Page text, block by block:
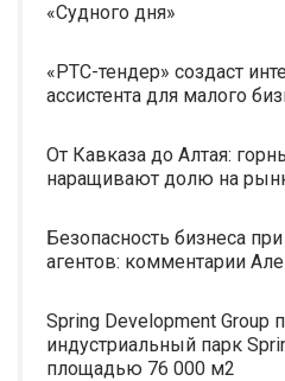
«Судного дня»
«РТС-тендер» создаст
ассистента для малого
От Кавказа до Алтая:
наращивают долю на
Безопасность бизнеса
агентов: комментарии
Spring Development Group
индустриальный парк
площадью 76 000 м2